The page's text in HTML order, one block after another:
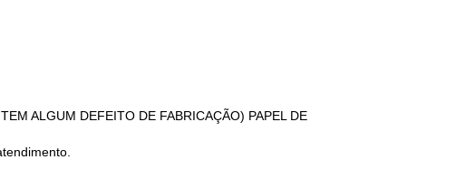
ALGUM DEFEITO DE FABRICAÇÃO) PAPEL DE